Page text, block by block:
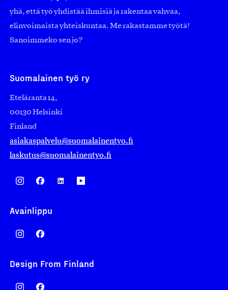
yhä, että työ yhdistää ihmisiä ja rakentaa vahvaa,
elinvoimaista yhteiskuntaa. Me rakastamme työtä!
Sanoimmeko sen jo?
Suomalainen työ ry
Eteläranta 14,
00130 Helsinki
Finland
asiakaspalvelu@suomalainentyo.fi
laskutus@suomalainentyo.fi
Avainlippu
Design From Finland